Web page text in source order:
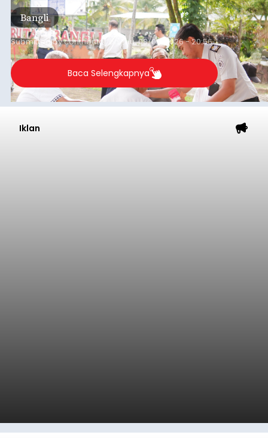
(6/8/2026).
Bangli
Submitted bycontributor Thu, 08/06/2026 - 20:56
Baca Selengkapnya
Iklan